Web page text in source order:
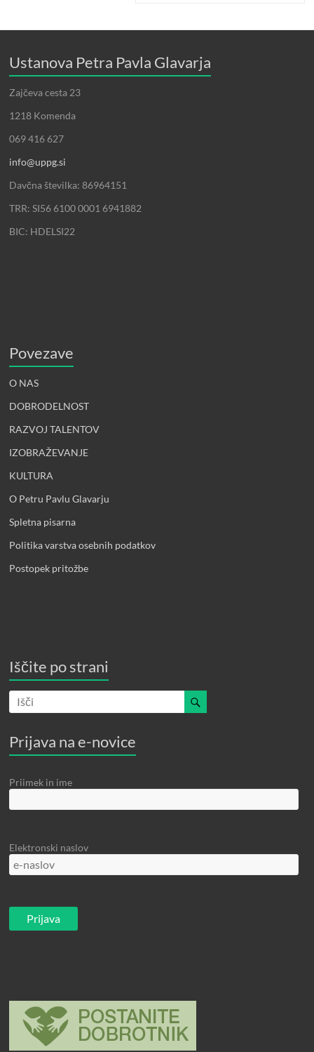
Ustanova Petra Pavla Glavarja
Zajčeva cesta 23
1218 Komenda
069 416 627
info@uppg.si
Davčna številka: 86964151
TRR: SI56 6100 0001 6941882
BIC: HDELSI22
Povezave
O NAS
DOBRODELNOST
RAZVOJ TALENTOV
IZOBRAŽEVANJE
KULTURA
O Petru Pavlu Glavarju
Spletna pisarna
Politika varstva osebnih podatkov
Postopek pritožbe
Iščite po strani
Prijava na e-novice
Priimek in ime
Elektronski naslov